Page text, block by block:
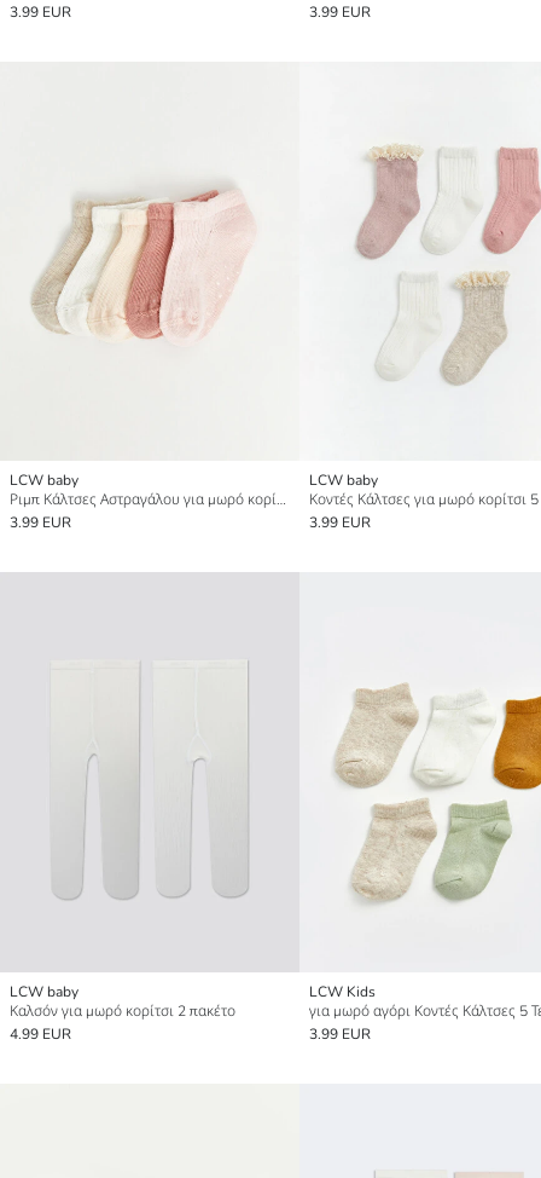
3.99 EUR
3.99 EUR
LCW baby
Ριμπ Κάλτσες Αστραγάλου για μωρό κορίτσι Συσκευασία 5 τεμαχίων
3.99 EUR
LCW baby
Κοντές Κάλτσες για μωρό κορίτσι
3.99 EUR
LCW baby
Καλσόν για μωρό κορίτσι 2 πακέτο
4.99 EUR
LCW Kids
για μωρό αγόρι Κοντές Κάλτσες 5
3.99 EUR